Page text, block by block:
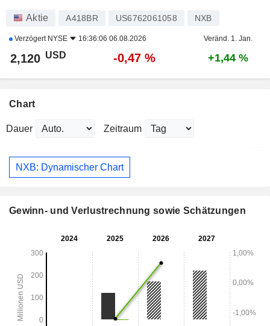
Aktie A418BR US6762061058 NXB
Verzögert NYSE 16:36:06 06.08.2026 Veränd. 1. Jan.
2,120 USD -0,47 % +1,44 %
Chart
Dauer Zeitraum
NXB: Dynamischer Chart
Gewinn- und Verlustrechnung sowie Schätzungen